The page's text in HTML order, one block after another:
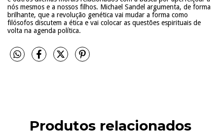
nós mesmos e a nossos filhos. Michael Sandel argumenta, de forma
brilhante, que a revolução genética vai mudar a forma como
filósofos discutem a ética e vai colocar as questões espirituais de
volta na agenda política.
Produtos relacionados